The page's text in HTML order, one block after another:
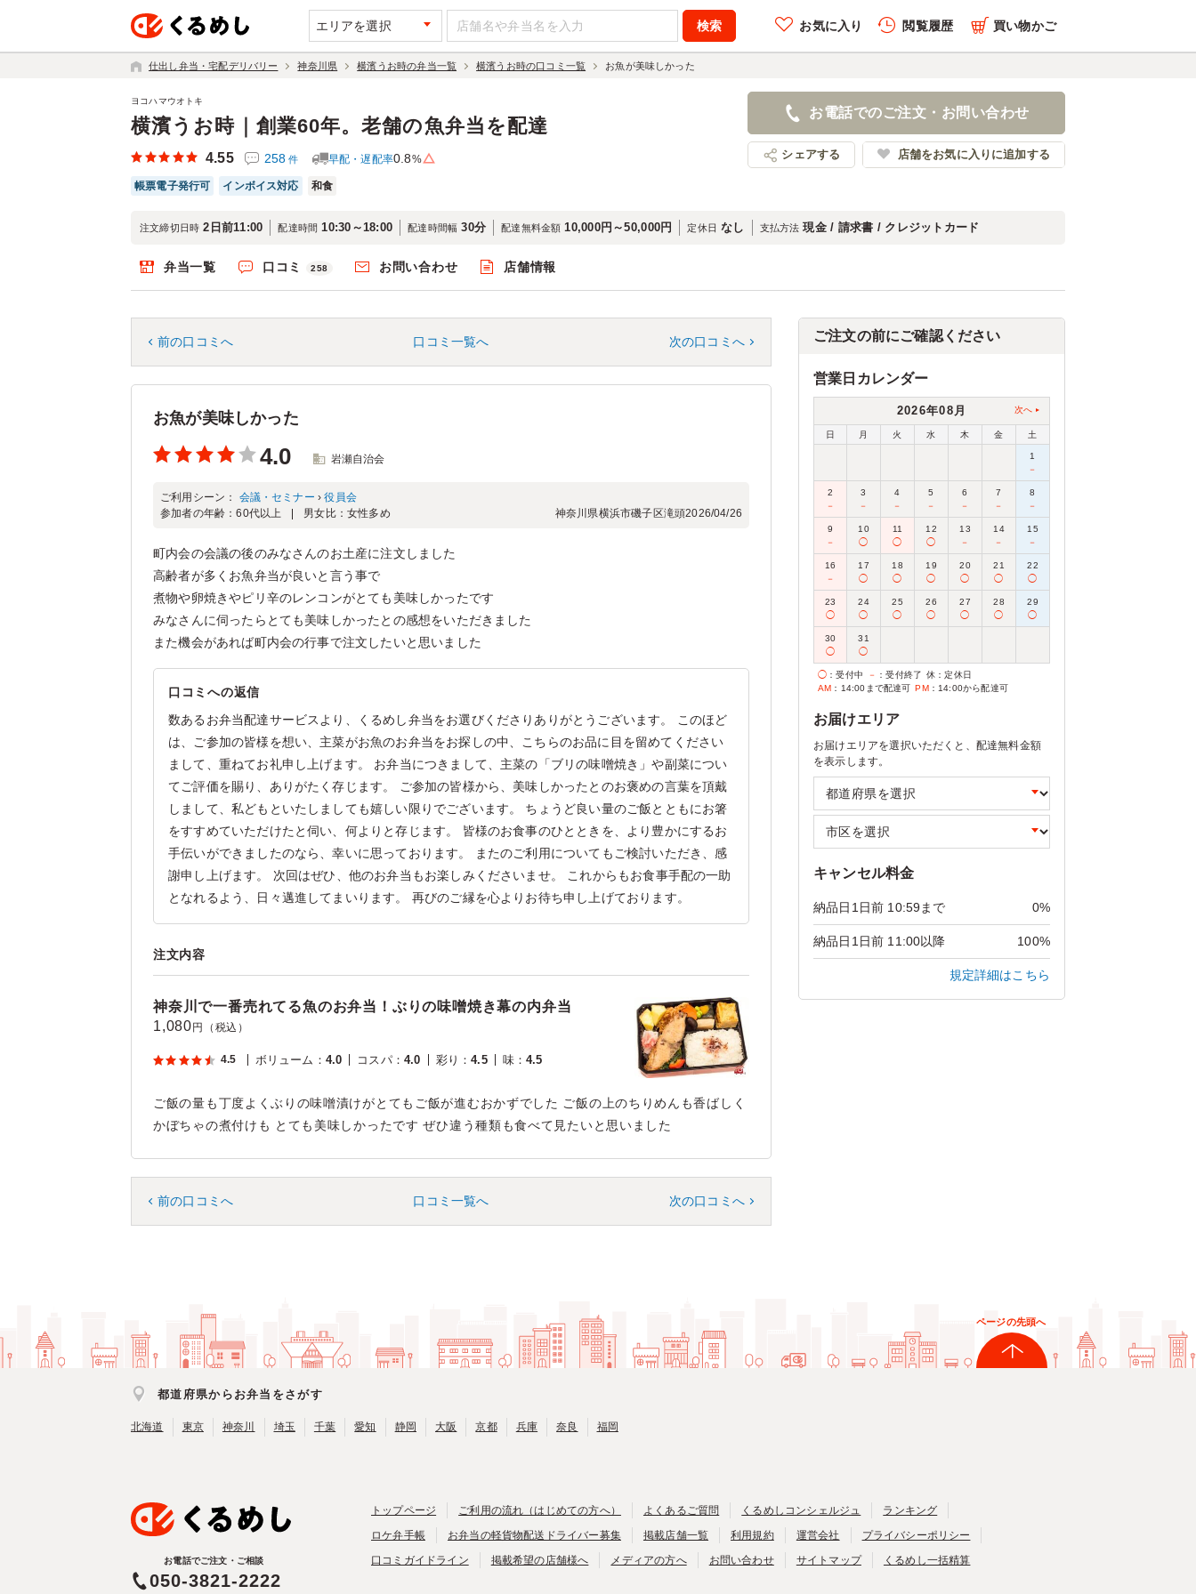
エリアを選択 お気に入り 閲覧履歴 買い物かご
仕出し弁当・宅配デリバリー 神奈川県 横濱うお時の弁当一覧 横濱うお時の口コミ一覧 お魚が美味しかった
横濱うお時｜創業60年。老舗の魚弁当を配達
ヨコハマウオトキ
4.55 258 件 早配・遅配率0.8%
帳票電子発行可 インボイス対応 和食
お電話でのご注文・お問い合わせ
シェアする 店舗をお気に入りに追加する
注文締切日時 2日前11:00 配達時間 10:30～18:00 配達時間幅 30分 配達無料金額 10,000円～50,000円 定休日 なし 支払方法 現金 / 請求書 / クレジットカード
弁当一覧 口コミ 258 お問い合わせ 店舗情報
前の口コミへ 口コミ一覧へ 次の口コミへ
お魚が美味しかった
4.0 岩瀬自治会
ご利用シーン： 会議・セミナー ›役員会
参加者の年齢：60代以上 男女比： 女性多め 神奈川県横浜市磯子区滝頭2026/04/26
町内会の会議の後のみなさんのお土産に注文しました
高齢者が多くお魚弁当が良いと言う事で
煮物や卵焼きやピリ辛のレンコンがとても美味しかったです
みなさんに伺ったらとても美味しかったとの感想をいただきました
また機会があれば町内会の行事で注文したいと思いました
口コミへの返信
数あるお弁当配達サービスより、くるめし弁当をお選びくださりありがとうございます。 このほど
は、ご参加の皆様を想い、主菜がお魚のお弁当をお探しの中、こちらのお品に目を留めてください
まして、重ねてお礼申し上げます。 お弁当につきまして、主菜の「ブリの味噌焼き」や副菜につい
てご評価を賜り、ありがたく存じます。 ご参加の皆様から、美味しかったとのお褒めの言葉を頂戴
しまして、私どもといたしましても嬉しい限りでございます。 ちょうど良い量のご飯とともにお箸
をすすめていただけたと伺い、何よりと存じます。 皆様のお食事のひとときを、より豊かにするお
手伝いができましたのなら、幸いに思っております。 またのご利用についてもご検討いただき、感
謝申し上げます。 次回はぜひ、他のお弁当もお楽しみくださいませ。 これからもお食事手配の一助
となれるよう、日々邁進してまいります。 再びのご縁を心よりお待ち申し上げております。
注文内容
神奈川で一番売れてる魚のお弁当！ぶりの味噌焼き幕の内弁当
1,080 円（税込）
4.5 ボリューム ： 4.0 コスパ： 4.0 彩り ：4.5 味：4.5
ご飯の量も丁度よくぶりの味噌漬けがとてもご飯が進むおかずでした ご飯の上のちりめんも香ばしく
かぼちゃの煮付けも とても美味しかったです ぜひ違う種類も食べて見たいと思いました
前の口コミへ 口コミ一覧へ 次の口コミへ
ご注文の前にご確認ください
営業日カレンダー
2026年08月 次へ
日 月 火 水 木 金 土
1
－
2
－
3
－
4
－
5
－
6
－
7
－
8
－
9
－
10
◯
11
◯
12
◯
13
－
14
－
15
－
16
－
17
◯
18
◯
19
◯
20
◯
21
◯
22
◯
23
◯
24
◯
25
◯
26
◯
27
◯
28
◯
29
◯
30
◯
31
◯
◯ ：受付中 － ：受付終了 休 ：定休日
AM ：14:00まで配達可 PM：14:00から配達可
お届けエリア
お届けエリアを選択いただくと、配達無料金額
を表示します。
キャンセル料金
納品日1日前 10:59まで 0%
納品日1日前 11:00以降 100%
規定詳細はこちら
ページの先頭へ
都道府県からお弁当をさがす
北海道 東京 神奈川 埼玉 千葉 愛知 静岡 大阪 京都 兵庫 奈良 福岡
お電話でご注文・ご相談
050-3821-2222
トップページ ご利用の流れ（はじめての方へ） よくあるご質問 くるめしコンシェルジュ
ランキング
ロケ弁手帳
お弁当の軽貨物配送ドライバー募集 掲載店舗一覧 利用規約 運営会社
プライバシーポリシー
口コミガイドライン
掲載希望の店舗様へ メディアの方へ お問い合わせ サイトマップ くるめし一括精算